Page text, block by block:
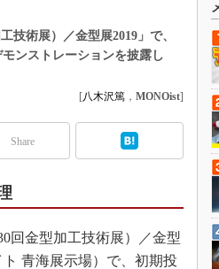
ルド
展
画像技術
モデリング
タ
技術展）／金型展2019」で、
ンストレーションを披露し
[八木沢篤 ， MONOist]
Share
回金型加工技術展）／金型
青海展示場）で、初期投